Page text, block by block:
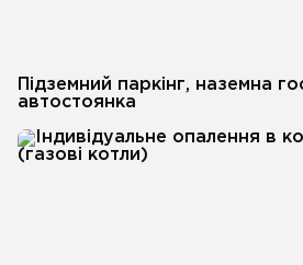
Підземний паркінг, наземна
автостоянка